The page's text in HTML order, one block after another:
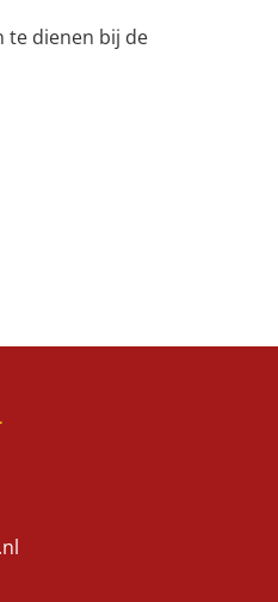
te dienen bij de